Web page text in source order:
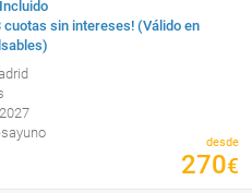
cuotas sin intereses! (Válido en
desde
270€